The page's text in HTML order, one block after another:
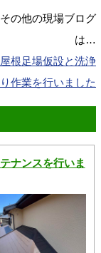
の他の現場ブログ
は…
根足場仮設と洗浄
作業を行いました
ナンスを行いま